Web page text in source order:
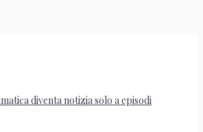
diventa notizia solo a episodi